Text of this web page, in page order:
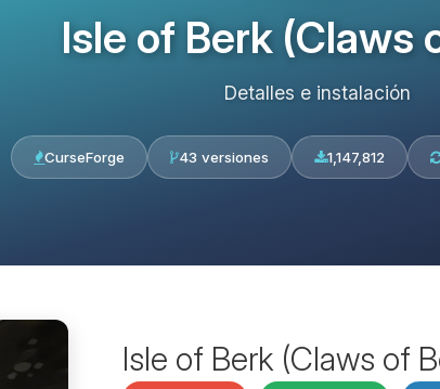
Isle of Berk (Claws
Detalles e instalación
CurseForge 43 versiones 1,147,812
Isle of Berk (Claws of